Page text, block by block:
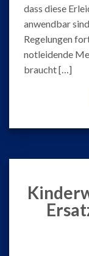
dass diese
anwendbar
Regelungen
notleidende
braucht […]